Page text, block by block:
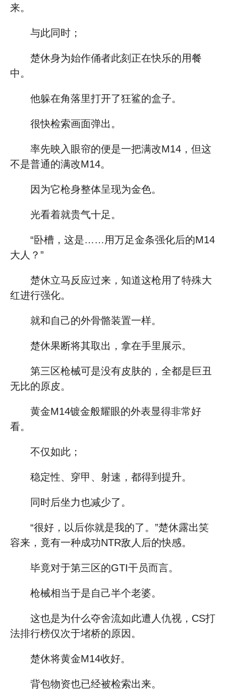
来。
与此同时；
楚休身为始作俑者此刻正在快乐的用餐
中。
他躲在角落里打开了狂鲨的盒子。
很快检索画面弹出。
率先映入眼帘的便是一把满改M14，但这
不是普通的满改M14。
因为它枪身整体呈现为金色。
光看着就贵气十足。
“卧槽，这是……用万足金条强化后的M14
大人？”
楚休立马反应过来，知道这枪用了特殊大
红进行强化。
就和自己的外骨骼装置一样。
楚休果断将其取出，拿在手里展示。
第三区枪械可是没有皮肤的，全都是巨丑
无比的原皮。
黄金M14镀金般耀眼的外表显得非常好
看。
不仅如此；
稳定性、穿甲、射速，都得到提升。
同时后坐力也减少了。
“很好，以后你就是我的了。”楚休露出笑
容来，竟有一种成功NTR敌人后的快感。
毕竟对于第三区的GTI干员而言。
枪械相当于是自己半个老婆。
这也是为什么夺舍流如此遭人仇视，CS打
法排行榜仅次于堵桥的原因。
楚休将黄金M14收好。
背包物资也已经被检索出来。